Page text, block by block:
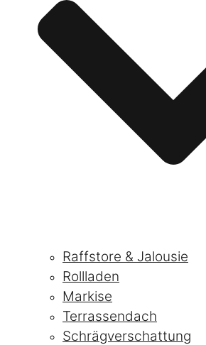
Raffstore & Jalousie
Rollladen
Markise
Terrassendach
Schrägverschattung